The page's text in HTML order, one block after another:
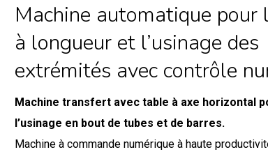
Machine automatique pour
à longueur et l’usinage des
extrémités avec contrôle
Machine transfert avec table à axe horizontal
l’usinage en bout de tubes et de barres.
Machine à commande numérique à haute